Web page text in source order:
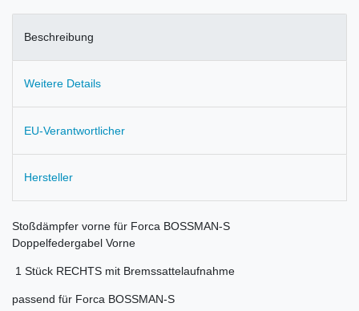
Beschreibung
Weitere Details
EU-Verantwortlicher
Hersteller
Stoßdämpfer vorne für Forca BOSSMAN-S
Doppelfedergabel Vorne
1 Stück RECHTS mit Bremssattelaufnahme
passend für Forca BOSSMAN-S